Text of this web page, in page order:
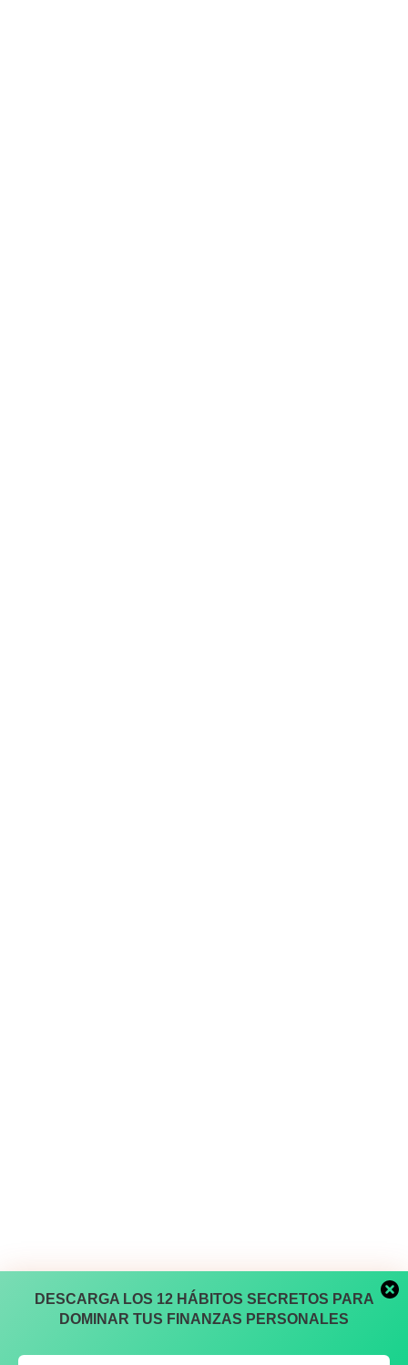
DESCARGA LOS 12 HÁBITOS SECRETOS PARA
DOMINAR TUS FINANZAS PERSONALES